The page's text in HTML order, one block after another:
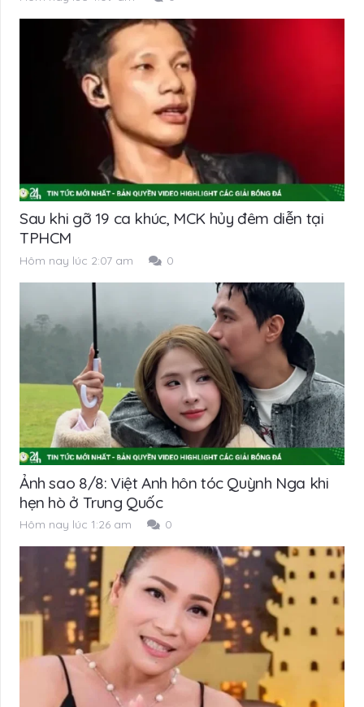
Sau khi gỡ 19 ca khúc, MCK hủy đêm diễn tại
TPHCM
Hôm nay lúc 2:07 am 0
Ảnh sao 8/8: Việt Anh hôn tóc Quỳnh Nga khi
hẹn hò ở Trung Quốc
Hôm nay lúc 1:26 am 0